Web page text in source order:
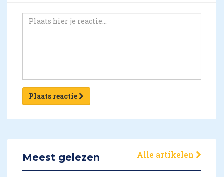
Plaats reactie
Meest gelezen Alle artikelen